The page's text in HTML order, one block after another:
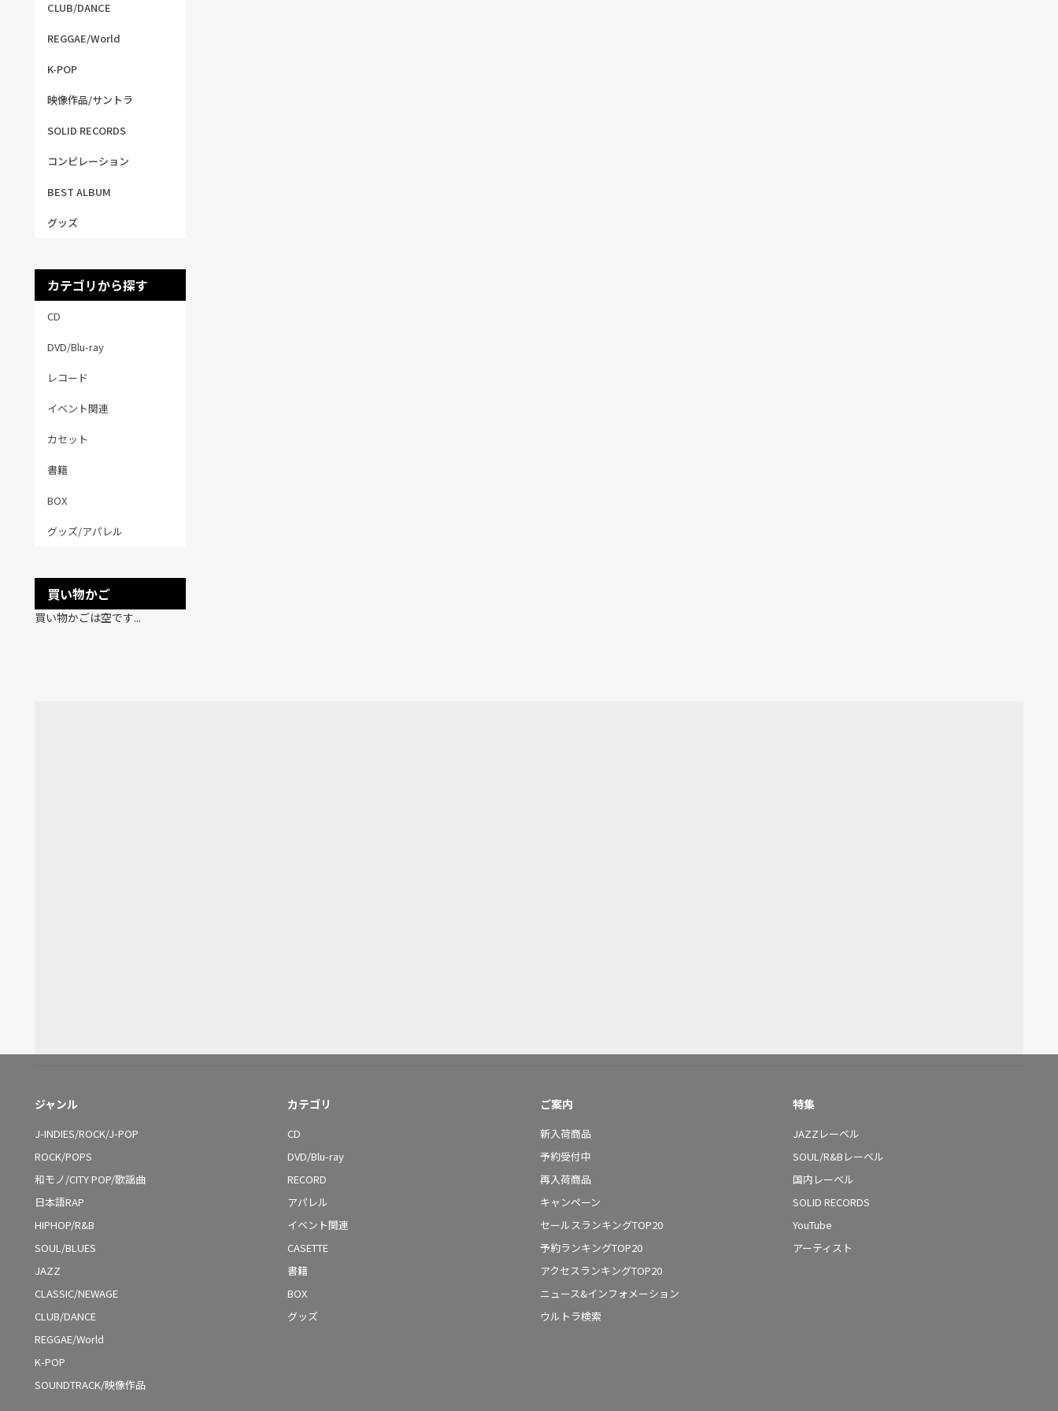
CLUB/DANCE
REGGAE/World
K-POP
映像作品/サントラ
SOLID RECORDS
コンピレーション
BEST ALBUM
グッズ
カテゴリから探す
CD
DVD/Blu-ray
レコード
イベント関連
カセット
書籍
BOX
グッズ/アパレル
買い物かご
買い物かごは空です...
ジャンル
J-INDIES/ROCK/J-POP
ROCK/POPS
和モノ/CITY POP/歌謡曲
日本語RAP
HIPHOP/R&B
SOUL/BLUES
JAZZ
CLASSIC/NEWAGE
CLUB/DANCE
REGGAE/World
K-POP
SOUNDTRACK/映像作品
カテゴリ
CD
DVD/Blu-ray
RECORD
アパレル
イベント関連
CASETTE
書籍
BOX
グッズ
ご案内
新入荷商品
予約受付中
再入荷商品
キャンペーン
セールスランキングTOP20
予約ランキングTOP20
アクセスランキングTOP20
ニュース&インフォメーション
ウルトラ検索
特集
JAZZレーベル
SOUL/R&Bレーベル
国内レーベル
SOLID RECORDS
YouTube
アーティスト